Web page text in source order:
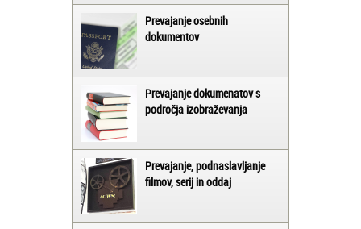
Prevajanje osebnih
dokumentov
Prevajanje dokumenatov s
področja izobraževanja
Prevajanje, podnaslavljanje
filmov, serij in oddaj